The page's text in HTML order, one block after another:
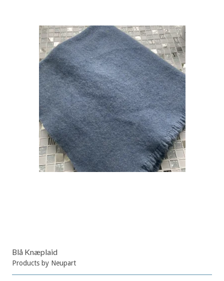
Blå Knæplaid
Products by Neupart